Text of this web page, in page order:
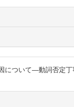
について―動詞否